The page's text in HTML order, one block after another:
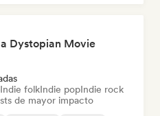
Dystopian Movie
Indie folkIndie popIndie rock
de mayor impacto